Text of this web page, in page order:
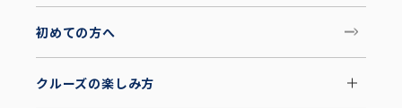
初めての方へ
クルーズの楽しみ方